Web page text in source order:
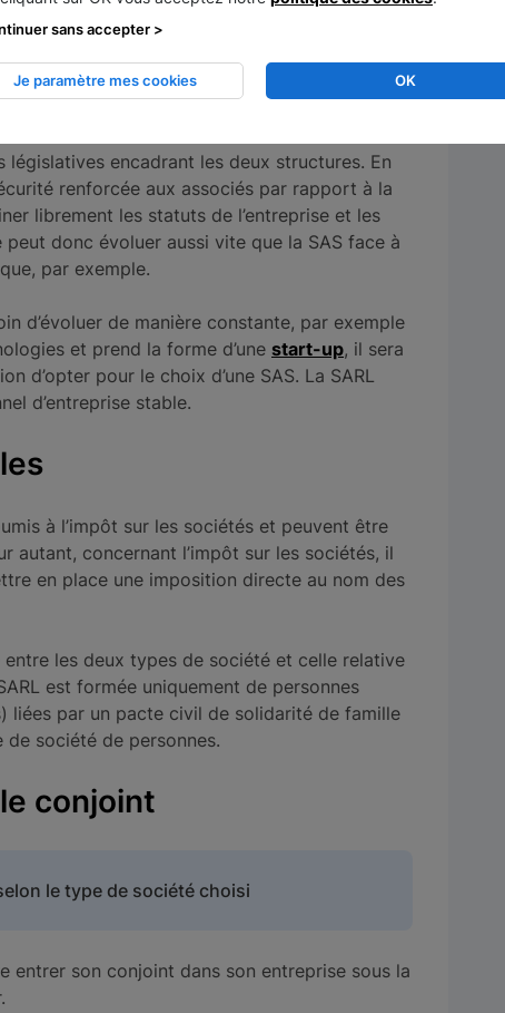
et la SARL tiennent notamment à la
encadrant les deux structures. En
renforcée aux associés par rapport à la
librement les statuts de l’entreprise et les
peut donc évoluer aussi vite que la SAS face à
par exemple.
d’évoluer de manière constante, par exemple
et prend la forme d’une start-up, il sera
d’opter pour le choix d’une SAS. La SARL
d’entreprise stable.
à l’impôt sur les sociétés et peuvent être
autant, concernant l’impôt sur les sociétés, il
en place une imposition directe au nom des
les deux types de société et celle relative
est formée uniquement de personnes
liées par un pacte civil de solidarité de famille
de société de personnes.
conjoint
le type de société choisi
entrer son conjoint dans son entreprise sous la
OK
Je paramètre mes cookies
sans accepter >